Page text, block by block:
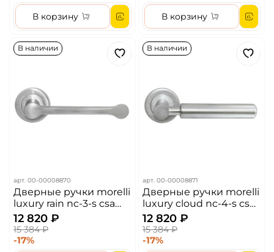
В корзину В корзину
В наличии
арт. 00-00008870
Дверные ручки morelli
luxury rain nc-3-s csa
цвет - матовыйхром
12 820 ₽
15 384 ₽
-17%
В наличии
арт. 00-00008871
Дверные ручки morelli
luxury cloud nc-4-s csa
цвет - матовыйхром
12 820 ₽
15 384 ₽
-17%